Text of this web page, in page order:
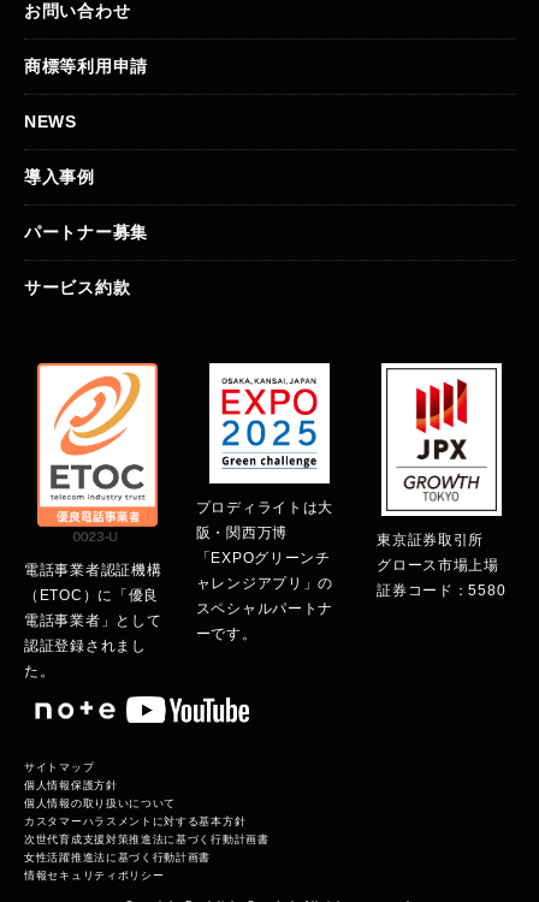
お問い合わせ
商標等利用申請
NEWS
導入事例
パートナー募集
サービス約款
電話事業者認証機構
（ETOC）に「優良
電話事業者」として
認証登録されまし
た。
プロディライトは大
阪・関西万博
「EXPOグリーンチ
ャレンジアプリ」の
スペシャルパートナ
ーです。
東京証券取引所
グロース市場上場
証券コード：5580
サイトマップ
個人情報保護方針
個人情報の取り扱いについて
カスタマーハラスメントに対する基本方針
次世代育成支援対策推進法に基づく行動計画書
女性活躍推進法に基づく行動計画書
情報セキュリティポリシー